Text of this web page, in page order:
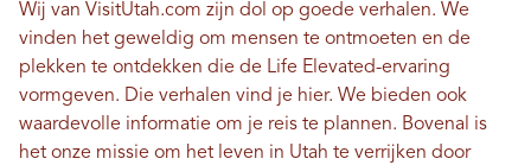
Wij van VisitUtah.com zijn dol op goede verhalen. We
vinden het geweldig om mensen te ontmoeten en de
plekken te ontdekken die de Life Elevated-ervaring
vormgeven. Die verhalen vind je hier. We bieden ook
waardevolle informatie om je reis te plannen. Bovenal is
het onze missie om het leven in Utah te verrijken door